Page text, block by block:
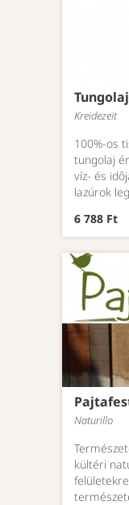
Kreidezeit
100%-os
tungolaj
víz- és
lazúrok
6 788 Ft
Naturillo
kültéri